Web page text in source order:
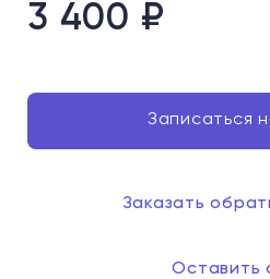
3 400 ₽
Записаться
Заказать
Оставить